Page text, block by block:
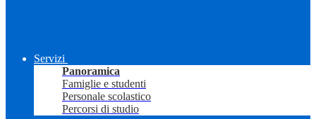
Servizi
Panoramica
Famiglie e studenti
Personale scolastico
Percorsi di studio